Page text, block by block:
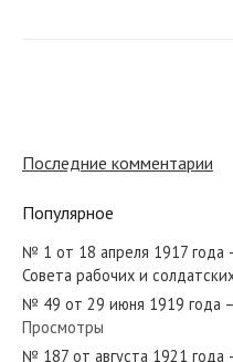
№
Последние комментарии
Популярное
№ 1 от 18 апреля 1917 года
Совета рабочих и
№ 49 от 29 июня 1919 года
Просмотры
№ 187 от августа 1921 года